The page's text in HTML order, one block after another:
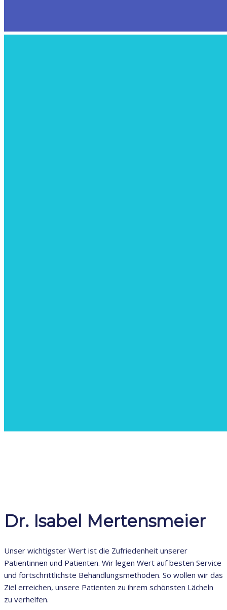
Dr. Isabel Mertensmeier
Unser wichtigster Wert ist die Zufriedenheit unserer
Patientinnen und Patienten. Wir legen Wert auf besten Service
und fortschrittlichste Behandlungsmethoden. So wollen wir das
Ziel erreichen, unsere Patienten zu ihrem schönsten Lächeln
zu verhelfen.